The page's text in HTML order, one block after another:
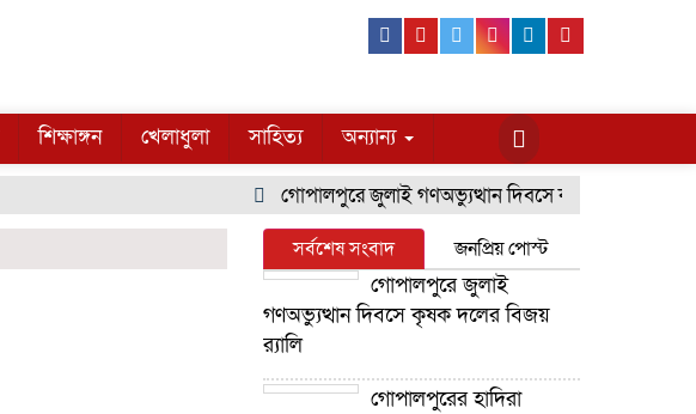
Facebook
YoutubeTwitterInstagram
Linkedin
শিক্ষাঙ্গন খেলাধুলা সাহিত্য অন্যান্য
গোপালপুরে জুলাই গণঅভ্যুত্থান দিবসে কৃষক দলের বিজয়
সর্বশেষ সংবাদ জনপ্রিয় পোস্ট
গোপালপুরে জুলাই
গণঅভ্যুত্থান দিবসে কৃষক দলের বিজয়
র‍্যালি
গোপালপুরের হাদিরা